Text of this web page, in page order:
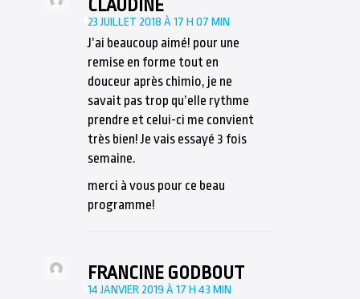
CLAUDINE
23 JUILLET 2018 À 17 H 07 MIN
J’ai beaucoup aimé! pour une
remise en forme tout en
douceur après chimio, je ne
savait pas trop qu’elle rythme
prendre et celui-ci me convient
très bien! Je vais essayé 3 fois
semaine.
merci à vous pour ce beau
programme!
FRANCINE GODBOUT
14 JANVIER 2019 À 17 H 43 MIN